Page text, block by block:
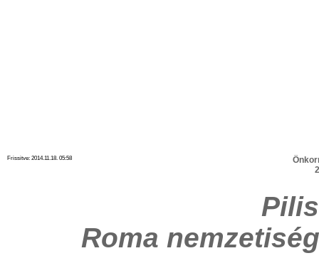
Frissitve: 2014.11.18. 05:58
Roma